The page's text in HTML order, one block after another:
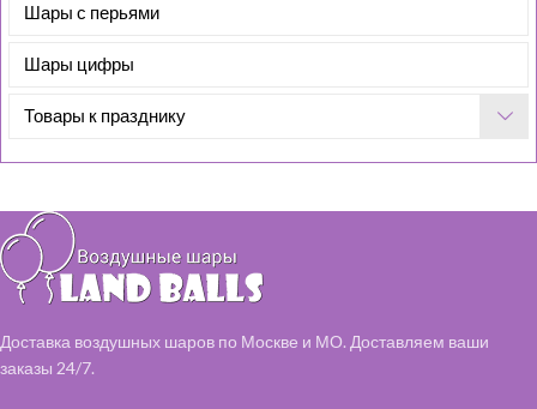
Шары с перьями
Шары цифры
Товары к празднику
Доставка воздушных шаров по Москве и МО. Доставляем ваши
заказы 24/7.